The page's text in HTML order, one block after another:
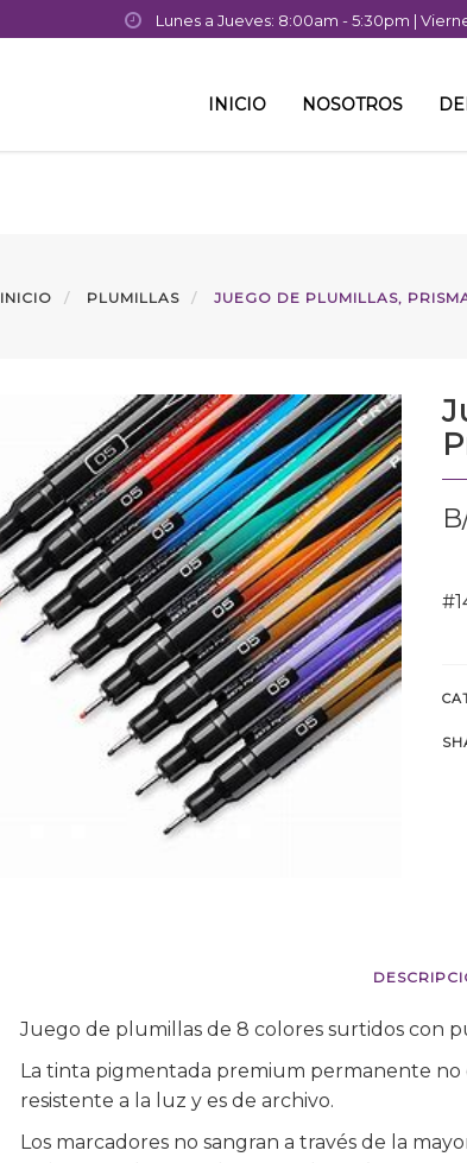
Lunes a Jueves: 8:00am - 5:30pm |
INICIO NOSOTROS
INICIO PLUMILLAS JUEGO DE PLUMILLAS,
Juego de plumillas de 8 colores surtidos con
La tinta pigmentada premium permanente no
resistente a la luz y es de archivo.
Los marcadores no sangran a través de la